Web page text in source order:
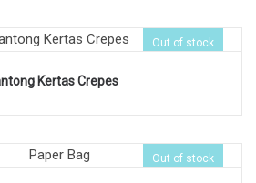
Out of stock
Kertas Crepes
Out of stock